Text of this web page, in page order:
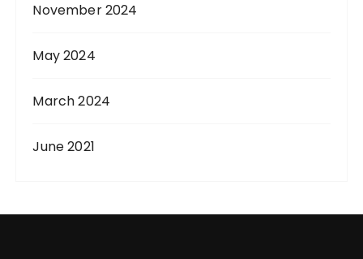
November 2024
May 2024
March 2024
June 2021